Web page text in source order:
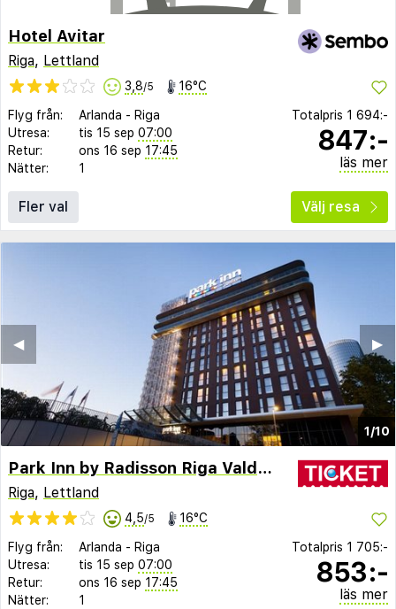
Hotel Avitar
Riga, Lettland
3,8/5 16°C
Flyg från: Arlanda - Riga
Utresa:
tis 15 sep 07:00
Retur:
ons 16 sep 17:45
Nätter:
1
Totalpris 1 694:-
847:-
läs mer
Fler val Välj resa
1/10
▶︎
◀︎
Park Inn by Radisson Riga Valdemara
Riga, Lettland
4,5/5 16°C
Flyg från: Arlanda - Riga
Utresa:
tis 15 sep 07:00
Retur:
ons 16 sep 17:45
Nätter:
1
Totalpris 1 705:-
853:-
läs mer